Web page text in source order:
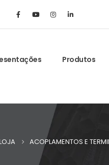
Produtos
ACOPLAMENTOS E